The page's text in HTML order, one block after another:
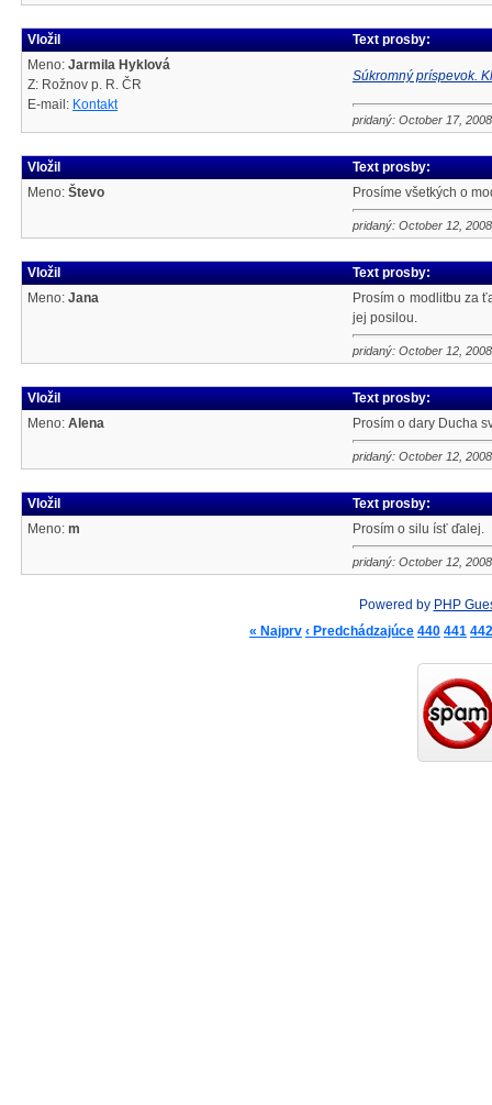
Vložil
Meno: Jarmila Hyklová
Z: Rožnov p. R. ČR
E-mail: Kontakt
Text prosby:
Súkromný príspevok.
pridaný: October 17, 2008
Vložil
Meno: Števo
Text prosby:
Prosíme všetkých o
pridaný: October 12, 2008
Vložil
Meno: Jana
Text prosby:
Prosím o modlitbu za
jej posilou.
pridaný: October 12, 2008
Vložil
Meno: Alena
Text prosby:
Prosím o dary Ducha
pridaný: October 12, 2008
Vložil
Meno: m
Text prosby:
Prosím o silu ísť ďalej.
pridaný: October 12, 2008
Powered by PHP
« Najprv ‹ Predchádzajúce 440 441 442